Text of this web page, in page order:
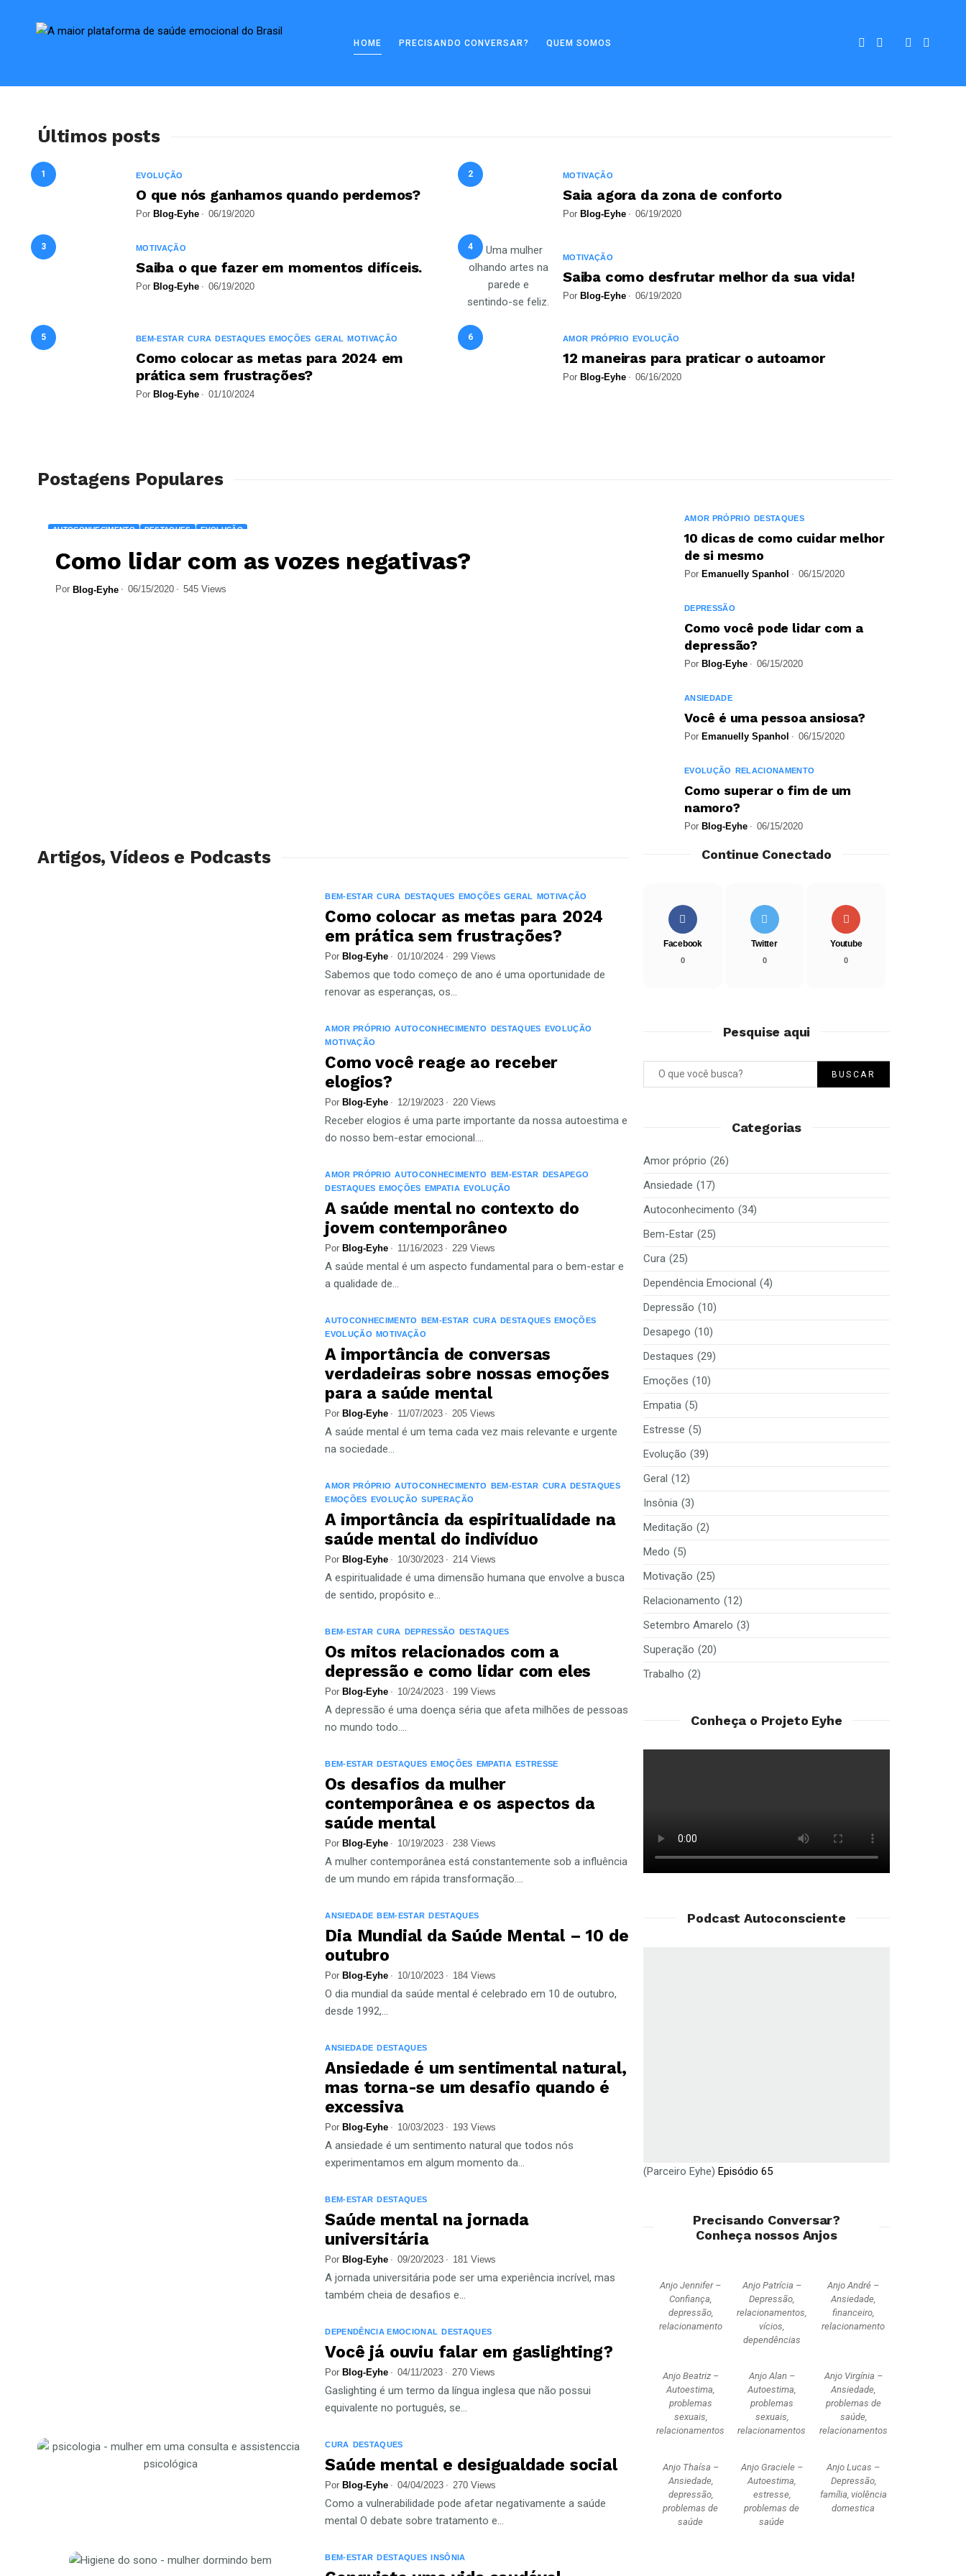
HOME PRECISANDO CONVERSAR? QUEM SOMOS
Últimos posts
1 EVOLUÇÃO
O que nós ganhamos quando perdemos?
Por Blog-Eyhe 06/19/2020
2 MOTIVAÇÃO
Saia agora da zona de conforto
Por Blog-Eyhe 06/19/2020
3 MOTIVAÇÃO
Saiba o que fazer em momentos difíceis.
Por Blog-Eyhe 06/19/2020
4
MOTIVAÇÃO
Saiba como desfrutar melhor da sua vida!
Por Blog-Eyhe 06/19/2020
5 BEM-ESTAR CURA DESTAQUES EMOÇÕES GERAL MOTIVAÇÃO
Como colocar as metas para 2024 em
prática sem frustrações?
Por Blog-Eyhe 01/10/2024
6 AMOR PRÓPRIO EVOLUÇÃO
12 maneiras para praticar o autoamor
Por Blog-Eyhe 06/16/2020
Postagens Populares
AUTOCONHECIMENTO DESTAQUES EVOLUÇÃO
Como lidar com as vozes negativas?
Por Blog-Eyhe 06/15/2020 545 Views
AMOR PRÓPRIO DESTAQUES
10 dicas de como cuidar melhor
de si mesmo
Por Emanuelly Spanhol 06/15/2020
DEPRESSÃO
Como você pode lidar com a
depressão?
Por Blog-Eyhe 06/15/2020
ANSIEDADE
Você é uma pessoa ansiosa?
Por Emanuelly Spanhol 06/15/2020
EVOLUÇÃO RELACIONAMENTO
Como superar o fim de um
namoro?
Por Blog-Eyhe 06/15/2020
Artigos, Vídeos e Podcasts
BEM-ESTAR CURA DESTAQUES EMOÇÕES GERAL MOTIVAÇÃO
Como colocar as metas para 2024
em prática sem frustrações?
Por Blog-Eyhe 01/10/2024 299 Views
Sabemos que todo começo de ano é uma oportunidade de
renovar as esperanças, os...
AMOR PRÓPRIO AUTOCONHECIMENTO DESTAQUES EVOLUÇÃO
MOTIVAÇÃO
Como você reage ao receber
elogios?
Por Blog-Eyhe 12/19/2023 220 Views
Receber elogios é uma parte importante da nossa autoestima e
do nosso bem-estar emocional....
AMOR PRÓPRIO AUTOCONHECIMENTO BEM-ESTAR DESAPEGO
DESTAQUES EMOÇÕES EMPATIA EVOLUÇÃO
A saúde mental no contexto do
jovem contemporâneo
Por Blog-Eyhe 11/16/2023 229 Views
A saúde mental é um aspecto fundamental para o bem-estar e
a qualidade de...
AUTOCONHECIMENTO BEM-ESTAR CURA DESTAQUES EMOÇÕES
EVOLUÇÃO MOTIVAÇÃO
A importância de conversas
verdadeiras sobre nossas emoções
para a saúde mental
Por Blog-Eyhe 11/07/2023 205 Views
A saúde mental é um tema cada vez mais relevante e urgente
na sociedade...
AMOR PRÓPRIO AUTOCONHECIMENTO BEM-ESTAR CURA DESTAQUES
EMOÇÕES EVOLUÇÃO SUPERAÇÃO
A importância da espiritualidade na
saúde mental do indivíduo
Por Blog-Eyhe 10/30/2023 214 Views
A espiritualidade é uma dimensão humana que envolve a busca
de sentido, propósito e...
BEM-ESTAR CURA DEPRESSÃO DESTAQUES
Os mitos relacionados com a
depressão e como lidar com eles
Por Blog-Eyhe 10/24/2023 199 Views
A depressão é uma doença séria que afeta milhões de pessoas
no mundo todo....
BEM-ESTAR DESTAQUES EMOÇÕES EMPATIA ESTRESSE
Os desafios da mulher
contemporânea e os aspectos da
saúde mental
Por Blog-Eyhe 10/19/2023 238 Views
A mulher contemporânea está constantemente sob a influência
de um mundo em rápida transformação....
ANSIEDADE BEM-ESTAR DESTAQUES
Dia Mundial da Saúde Mental – 10 de
outubro
Por Blog-Eyhe 10/10/2023 184 Views
O dia mundial da saúde mental é celebrado em 10 de outubro,
desde 1992,...
ANSIEDADE DESTAQUES
Ansiedade é um sentimental natural,
mas torna-se um desafio quando é
excessiva
Por Blog-Eyhe 10/03/2023 193 Views
A ansiedade é um sentimento natural que todos nós
experimentamos em algum momento da...
BEM-ESTAR DESTAQUES
Saúde mental na jornada
universitária
Por Blog-Eyhe 09/20/2023 181 Views
A jornada universitária pode ser uma experiência incrível, mas
também cheia de desafios e...
DEPENDÊNCIA EMOCIONAL DESTAQUES
Você já ouviu falar em gaslighting?
Por Blog-Eyhe 04/11/2023 270 Views
Gaslighting é um termo da língua inglesa que não possui
equivalente no português, se...
CURA DESTAQUES
Saúde mental e desigualdade social
Por Blog-Eyhe 04/04/2023 270 Views
Como a vulnerabilidade pode afetar negativamente a saúde
mental O debate sobre tratamento e...
BEM-ESTAR DESTAQUES INSÔNIA
Continue Conectado
Facebook
0
Twitter
0
Youtube
0
Pesquise aqui
BUSCAR
Categorias
Amor próprio (26)
Ansiedade (17)
Autoconhecimento (34)
Bem-Estar (25)
Cura (25)
Dependência Emocional (4)
Depressão (10)
Desapego (10)
Destaques (29)
Emoções (10)
Empatia (5)
Estresse (5)
Evolução (39)
Geral (12)
Insônia (3)
Meditação (2)
Medo (5)
Motivação (25)
Relacionamento (12)
Setembro Amarelo (3)
Superação (20)
Trabalho (2)
Conheça o Projeto Eyhe
Podcast Autoconsciente
(Parceiro Eyhe) Episódio 65
Precisando Conversar?
Conheça nossos Anjos
Anjo Jennifer –
Confiança,
depressão,
relacionamento
Anjo Patrícia –
Depressão,
relacionamentos,
vícios,
dependências
Anjo André –
Ansiedade,
financeiro,
relacionamento
Anjo Beatriz –
Autoestima,
problemas
sexuais,
relacionamentos
Anjo Alan –
Autoestima,
problemas
sexuais,
relacionamentos
Anjo Virgínia –
Ansiedade,
problemas de
saúde,
relacionamentos
Anjo Thaísa –
Ansiedade,
depressão,
problemas de
saúde
Anjo Graciele –
Autoestima,
estresse,
problemas de
saúde
Anjo Lucas –
Depressão,
família, violência
domestica